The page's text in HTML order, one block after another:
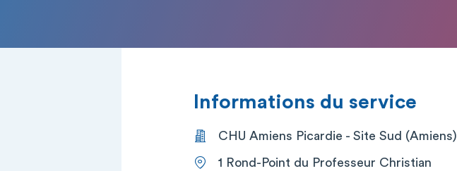
Informations du service
CHU Amiens Picardie - Site Sud (Amiens)
1 Rond-Point du Professeur Christian